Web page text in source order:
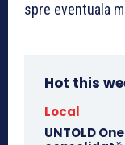
spre eventuala
Hot this
Local
UNTOLD